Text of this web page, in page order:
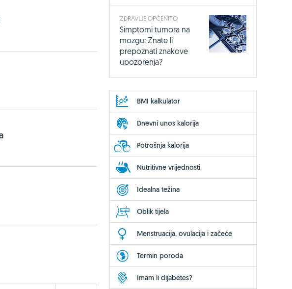
ZDRAVLJE OPĆENITO
Simptomi tumora na
mozgu: Znate li
prepoznati znakove
upozorenja?
BMI kalkulator
Dnevni unos kalorija
Potrošnja kalorija
Nutritivne vrijednosti
Idealna težina
Oblik tijela
Menstruacija, ovulacija i začeće
Termin poroda
Imam li dijabetes?